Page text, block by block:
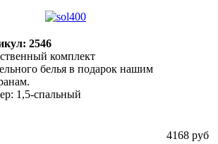
2546
комплект
белья в подарок нашим
1,5-спальный
4168 руб